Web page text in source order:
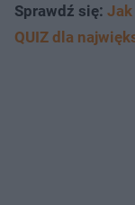
Sprawdź się: Jak
QUIZ dla